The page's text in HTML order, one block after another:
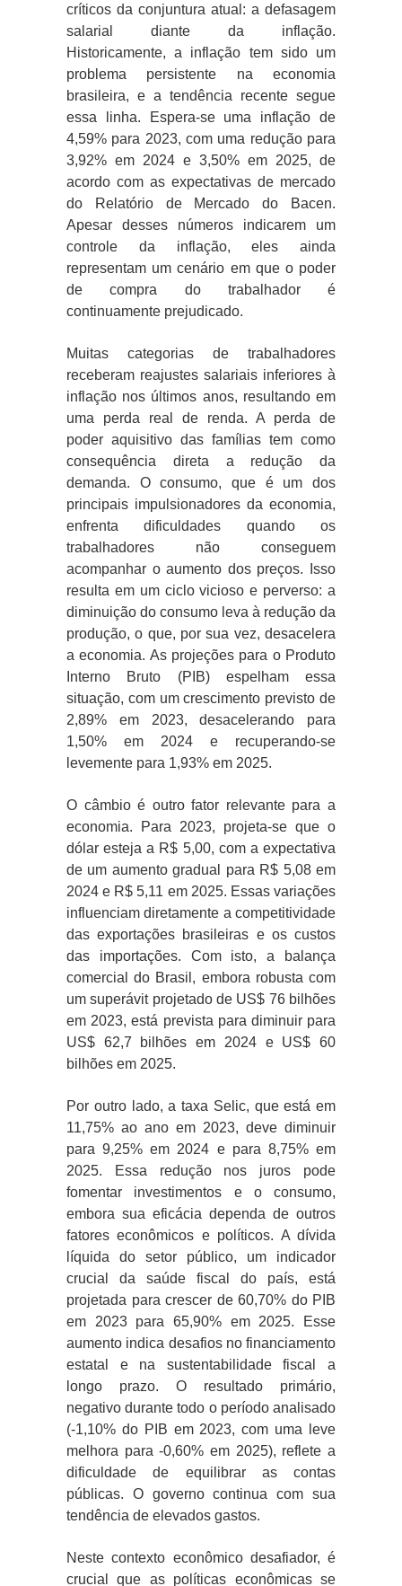
críticos da conjuntura atual: a defasagem
salarial diante da inflação.
Historicamente, a inflação tem sido um
problema persistente na economia
brasileira, e a tendência recente segue
essa linha. Espera-se uma inflação de
4,59% para 2023, com uma redução para
3,92% em 2024 e 3,50% em 2025, de
acordo com as expectativas de mercado
do Relatório de Mercado do Bacen.
Apesar desses números indicarem um
controle da inflação, eles ainda
representam um cenário em que o poder
de compra do trabalhador é
continuamente prejudicado.
Muitas categorias de trabalhadores
receberam reajustes salariais inferiores à
inflação nos últimos anos, resultando em
uma perda real de renda. A perda de
poder aquisitivo das famílias tem como
consequência direta a redução da
demanda. O consumo, que é um dos
principais impulsionadores da economia,
enfrenta dificuldades quando os
trabalhadores não conseguem
acompanhar o aumento dos preços. Isso
resulta em um ciclo vicioso e perverso: a
diminuição do consumo leva à redução da
produção, o que, por sua vez, desacelera
a economia. As projeções para o Produto
Interno Bruto (PIB) espelham essa
situação, com um crescimento previsto de
2,89% em 2023, desacelerando para
1,50% em 2024 e recuperando-se
levemente para 1,93% em 2025.
O câmbio é outro fator relevante para a
economia. Para 2023, projeta-se que o
dólar esteja a R$ 5,00, com a expectativa
de um aumento gradual para R$ 5,08 em
2024 e R$ 5,11 em 2025. Essas variações
influenciam diretamente a competitividade
das exportações brasileiras e os custos
das importações. Com isto, a balança
comercial do Brasil, embora robusta com
um superávit projetado de US$ 76 bilhões
em 2023, está prevista para diminuir para
US$ 62,7 bilhões em 2024 e US$ 60
bilhões em 2025.
Por outro lado, a taxa Selic, que está em
11,75% ao ano em 2023, deve diminuir
para 9,25% em 2024 e para 8,75% em
2025. Essa redução nos juros pode
fomentar investimentos e o consumo,
embora sua eficácia dependa de outros
fatores econômicos e políticos. A dívida
líquida do setor público, um indicador
crucial da saúde fiscal do país, está
projetada para crescer de 60,70% do PIB
em 2023 para 65,90% em 2025. Esse
aumento indica desafios no financiamento
estatal e na sustentabilidade fiscal a
longo prazo. O resultado primário,
negativo durante todo o período analisado
(-1,10% do PIB em 2023, com uma leve
melhora para -0,60% em 2025), reflete a
dificuldade de equilibrar as contas
públicas. O governo continua com sua
tendência de elevados gastos.
Neste contexto econômico desafiador, é
crucial que as políticas econômicas se